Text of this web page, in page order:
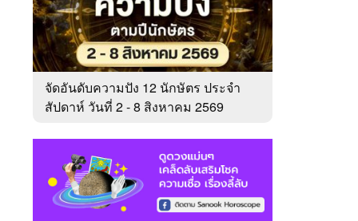
จัดอันดับความปัง 12 นักษัตร ประจำ
สัปดาห์ วันที่ 2 - 8 สิงหาคม 2569